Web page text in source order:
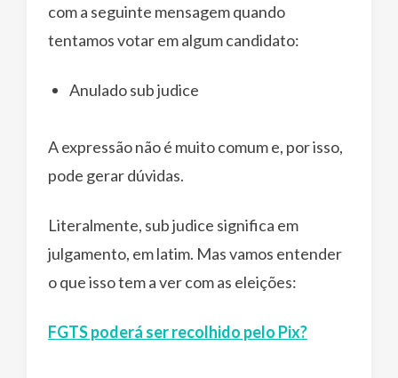
com a seguinte mensagem quando
tentamos votar em algum candidato:
Anulado sub judice
A expressão não é muito comum e, por isso,
pode gerar dúvidas.
Literalmente, sub judice significa em
julgamento, em latim. Mas vamos entender
o que isso tem a ver com as eleições:
FGTS poderá ser recolhido pelo Pix?